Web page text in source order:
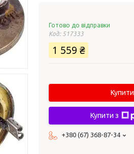
Готово до відправки
Код: 517333
1 559 ₴
Купити
Купити з
+380 (67) 368-87-34